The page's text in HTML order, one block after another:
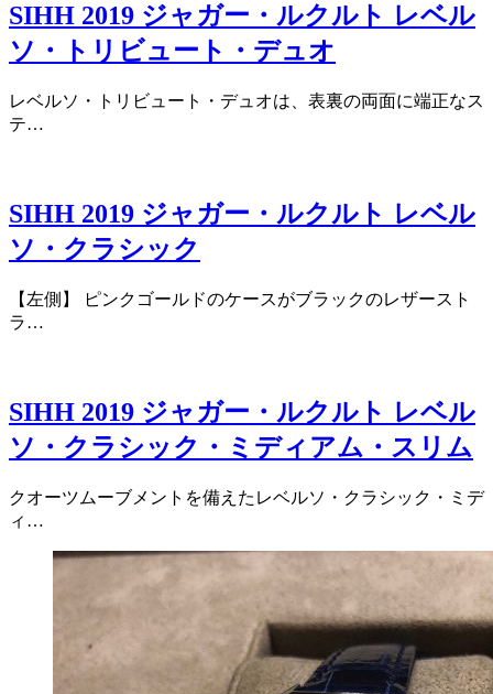
SIHH 2019 ジャガー・ルクルト レベル
ソ・トリビュート・デュオ
レベルソ・トリビュート・デュオは、表裏の両面に端正なス
テ…
SIHH 2019 ジャガー・ルクルト レベル
ソ・クラシック
【左側】 ピンクゴールドのケースがブラックのレザースト
ラ…
SIHH 2019 ジャガー・ルクルト レベル
ソ・クラシック・ミディアム・スリム
クオーツムーブメントを備えたレベルソ・クラシック・ミデ
ィ…